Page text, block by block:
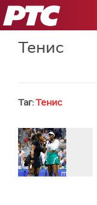
РТС
Тенис
Таг:Тенис